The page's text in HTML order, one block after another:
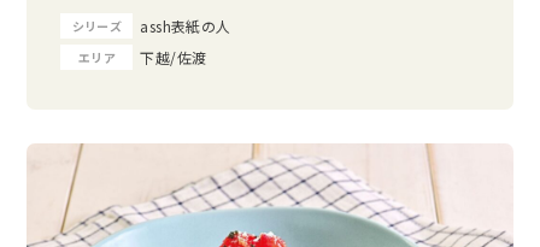
シリーズ assh表紙の人
エリア 下越/佐渡